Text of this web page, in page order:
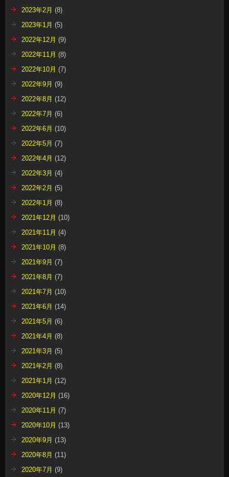
2023年2月 (8)
2023年1月 (5)
2022年12月 (9)
2022年11月 (8)
2022年10月 (7)
2022年9月 (9)
2022年8月 (12)
2022年7月 (6)
2022年6月 (10)
2022年5月 (7)
2022年4月 (12)
2022年3月 (4)
2022年2月 (5)
2022年1月 (8)
2021年12月 (10)
2021年11月 (4)
2021年10月 (8)
2021年9月 (7)
2021年8月 (7)
2021年7月 (10)
2021年6月 (14)
2021年5月 (6)
2021年4月 (8)
2021年3月 (5)
2021年2月 (8)
2021年1月 (12)
2020年12月 (16)
2020年11月 (7)
2020年10月 (13)
2020年9月 (13)
2020年8月 (11)
2020年7月 (9)